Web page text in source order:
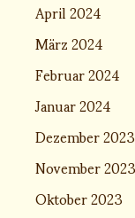
April 2024
März 2024
Februar 2024
Januar 2024
Dezember 2023
November 2023
Oktober 2023